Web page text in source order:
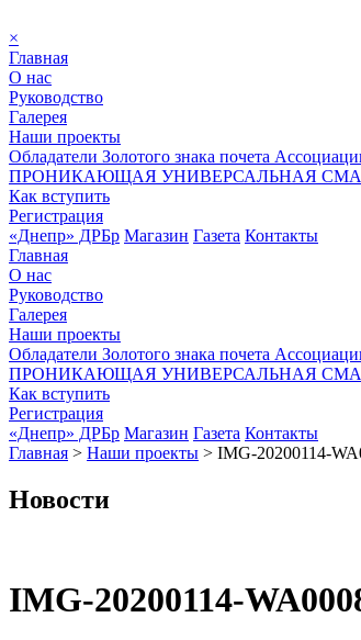
×
Главная
О нас
Руководство
Галерея
Наши проекты
Обладатели Золотого знака почета
ПРОНИКАЮЩАЯ УНИВЕРСАЛЬНАЯ
Как вступить
Регистрация
«Днепр» ДРБр Магазин Газета Контакты
Главная
О нас
Руководство
Галерея
Наши проекты
Обладатели Золотого знака почета
ПРОНИКАЮЩАЯ УНИВЕРСАЛЬНАЯ
Как вступить
Регистрация
«Днепр» ДРБр Магазин Газета Контакты
Главная > Наши проекты > IMG-20200114-
Новости
IMG-20200114-